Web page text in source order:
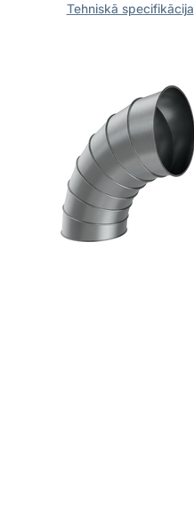
Tehniskā specifikācija